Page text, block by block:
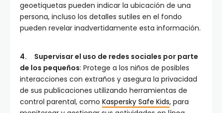
geoetiquetas pueden indicar la ubicación de una
persona, incluso los detalles sutiles en el fondo
pueden revelar inadvertidamente esta información.
4. Supervisar el uso de redes sociales por parte
de los pequeños: Protege a los niños de posibles
interacciones con extraños y asegura la privacidad
de sus publicaciones utilizando herramientas de
control parental, como Kaspersky Safe Kids, para